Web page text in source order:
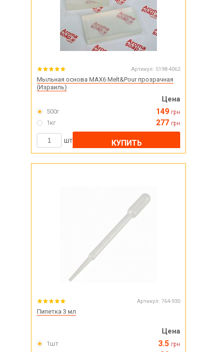
Артикул: 5198-4062
Мыльная основа MAX6 Melt&Pour прозрачная
(Израиль)
Цена
500г 149 грн
1кг 277 грн
шт КУПИТЬ
Артикул: 764-930
Пипетка 3 мл
Цена
1шт 3.5 грн